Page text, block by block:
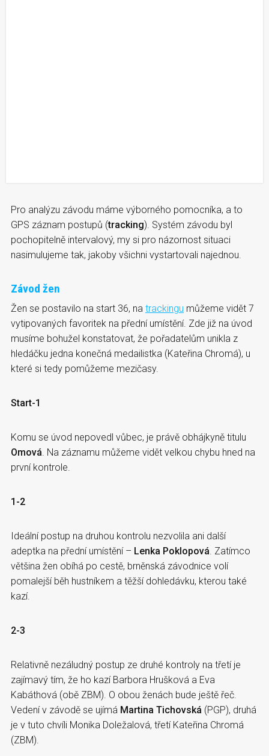
Pro analýzu závodu máme výborného pomocníka, a to
GPS záznam postupů (tracking). Systém závodu byl
pochopitelně intervalový, my si pro názornost situaci
nasimulujeme tak, jakoby všichni vystartovali najednou.
Závod žen
Žen se postavilo na start 36, na trackingu můžeme vidět 7
vytipovaných favoritek na přední umístění. Zde již na úvod
musíme bohužel konstatovat, že pořadatelům unikla z
hledáčku jedna konečná medailistka (Kateřina Chromá), u
které si tedy pomůžeme mezičasy.
Start-1
Komu se úvod nepovedl vůbec, je právě obhájkyně titulu
Omová . Na záznamu můžeme vidět velkou chybu hned na
první kontrole.
1-2
Ideální postup na druhou kontrolu nezvolila ani další
adeptka na přední umístění – Lenka Poklopová . Zatímco
většina žen obíhá po cestě, brněnská závodnice volí
pomalejší běh hustníkem a těžší dohledávku, kterou také
kazí.
2-3
Relativně nezáludný postup ze druhé kontroly na třetí je
zajímavý tím, že ho kazí Barbora Hrušková a Eva
Kabáthová (obě ZBM). O obou ženách bude ještě řeč.
Vedení v závodě se ujímá Martina Tichovská (PGP), druhá
je v tuto chvíli Monika Doležalová, třetí Kateřina Chromá
(ZBM).